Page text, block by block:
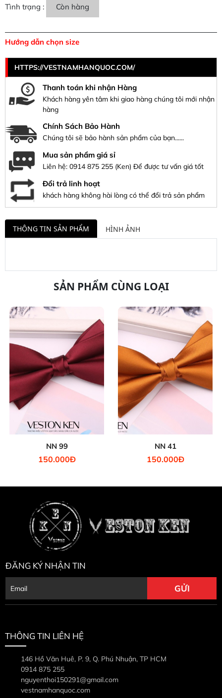
Tình trạng : Còn hàng
Hướng dẫn chọn size
HTTPS://VESTNAMHANQUOC.COM/
Thanh toán khi nhận Hàng
Khách hàng yên tâm khi giao hàng chúng tôi mới nhận
hàng
Chính Sách Bảo Hành
Chúng tôi sẽ bảo hành sản phẩm của bạn......
Mua sản phẩm giá sỉ
Liên hệ: 0914 875 255 (Ken) Để được tư vấn giá tốt
Đổi trả linh hoạt
khách hàng không hài lòng có thể đổi trả sản phẩm
THÔNG TIN SẢN PHẨM HÌNH ẢNH
SẢN PHẨM CÙNG LOẠI
NN 99
150.000Đ
NN 41
150.000Đ
ĐĂNG KÝ NHẬN TIN
THÔNG TIN LIÊN HỆ
146 Hồ Văn Huê, P. 9, Q. Phú Nhuận, TP HCM
0914 875 255
nguyenthoi150291@gmail.com
vestnamhanquoc.com